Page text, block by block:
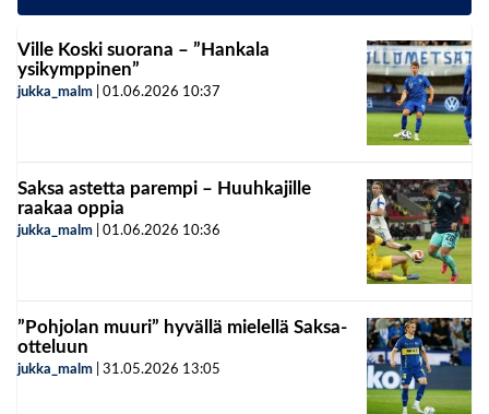
Ville Koski suorana – ”Hankala
ysikymppinen”
jukka_malm 01.06.2026 10:37
Saksa astetta parempi – Huuhkajille
raakaa oppia
jukka_malm 01.06.2026 10:36
”Pohjolan muuri” hyvällä mielellä Saksa-
otteluun
jukka_malm 31.05.2026 13:05